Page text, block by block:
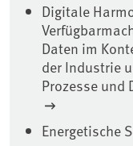
Digitale
Daten im
der Industrie
Prozesse
Energetische